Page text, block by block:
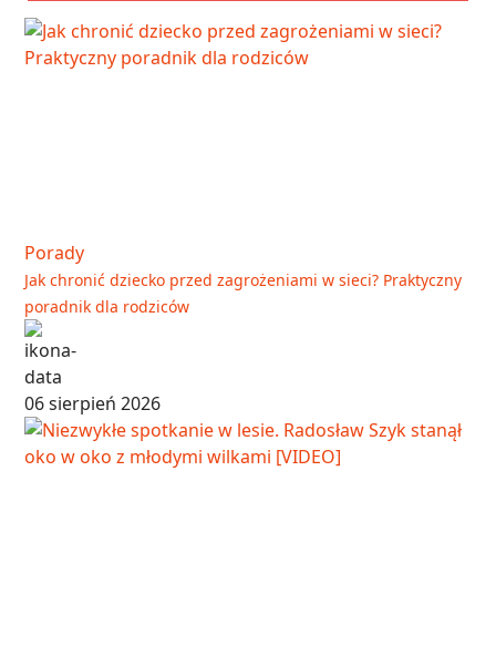
Porady
Jak chronić dziecko przed zagrożeniami w sieci? Praktyczny
poradnik dla rodziców
06 sierpień 2026